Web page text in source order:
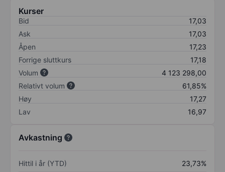
Kurser
Bid
17,03
Ask
17,03
Åpen
17,23
Forrige sluttkurs
17,18
Volum
4 123 298,00
Relativt volum
61,85%
Høy
17,27
Lav
16,97
Avkastning
Hittil i år (YTD)
23,73%